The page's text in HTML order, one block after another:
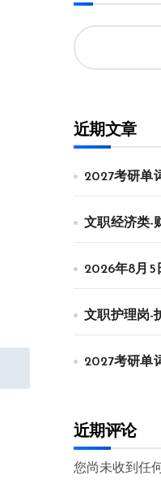
近期文章
2027考研单
文职经济类-
2026年8月5
文职护理岗-
2027考研单
近期评论
您尚未收到任